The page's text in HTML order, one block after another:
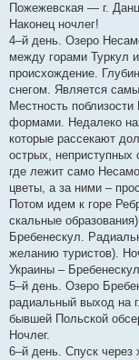
Пожежевская — г.
Наконец ночлег!
4–й день. Озеро
между горами Туркул
происхождение.
снегом. Является
Местность
формами. Недалеко
которые рассекают
острых, неприступных
где лежит само
цветы, а за ними –
Потом идем к горе
скальные
Бребенескул.
желанию туристов).
Украины –
5–й день. Озеро
радиальный выход на
бывшей Польской
Ночлег.
6–й день. Спуск через